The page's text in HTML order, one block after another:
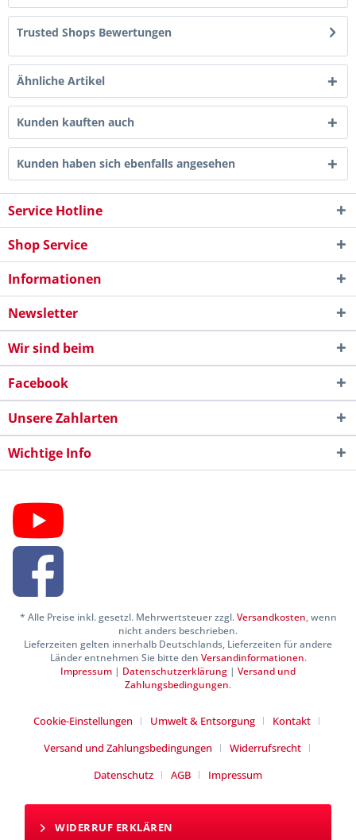
Trusted Shops Bewertungen
Ähnliche Artikel
Kunden kauften auch
Kunden haben sich ebenfalls angesehen
Service Hotline
Shop Service
Informationen
Newsletter
Wir sind beim
Facebook
Unsere Zahlarten
Wichtige Info
* Alle Preise inkl. gesetzl. Mehrwertsteuer zzgl.Versandkosten, wenn
nicht anders beschrieben.
Lieferzeiten gelten innerhalb Deutschlands, Lieferzeiten für andere
Länder entnehmen Sie bitte den Versandinformationen.
Impressum | Datenschutzerklärung | Versand und
Zahlungsbedingungen.
Cookie-Einstellungen Umwelt & Entsorgung
Kontakt
Versand und Zahlungsbedingungen
Widerrufsrecht
Datenschutz
AGB Impressum
WIDERRUF ERKLÄREN